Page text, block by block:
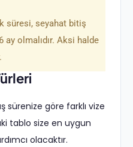
süresi, seyahat bitiş
olmalıdır. Aksi halde
sürenize göre farklı vize
tablo size en uygun
olacaktır.